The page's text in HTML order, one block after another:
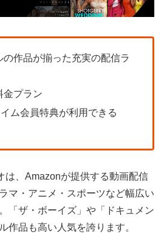
の作品が揃った充実の配信ラ
金プラン
ム会員特典が利用できる
は、Amazonが提供する動画配信
マ・アニメ・スポーツなど幅広い
「ザ・ボーイズ」や「ドキュメン
作品も高い人気を誇ります。